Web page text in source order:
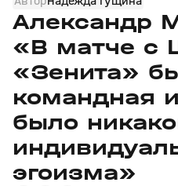
Александр
«В матче с
«Зенита»
командная
было
эгоизма»